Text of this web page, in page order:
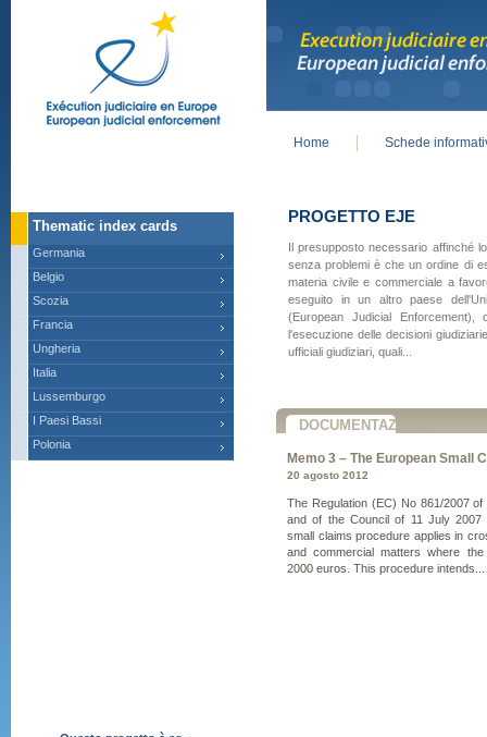
PROGETTO EJE
Il presupposto necessario affinché
senza problemi è che un ordine di
materia civile e commerciale a
eseguito in un altro paese
(European Judicial Enforcement),
l'esecuzione delle decisioni
ufficiali giudiziari, quali...
DOCUMENTAZIONE
Memo 3 – The European Small
20 agosto 2012
The Regulation (EC) No 861/2007
and of the Council of 11 July 2007
small claims procedure applies in
and commercial matters where
2000 euros. This procedure intends...
Home Schede
Thematic index cards
Germania
Belgio
Scozia
Francia
Ungheria
Italia
Lussemburgo
I Paesi Bassi
Polonia